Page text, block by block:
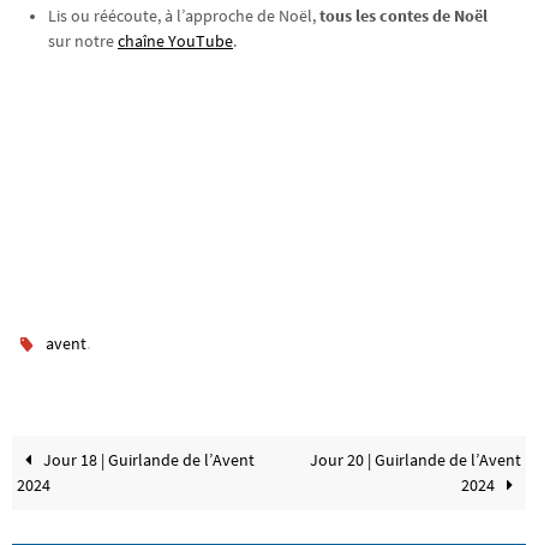
Lis ou réécoute, à l’approche de Noël,tous les contes de Noël
sur notrechaîne YouTube.
avent.
Jour 18 | Guirlande de l’Avent
2024
Jour 20 | Guirlande de l’Avent
2024